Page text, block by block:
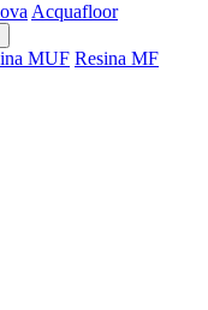
Acquafloor
MUF Resina MF